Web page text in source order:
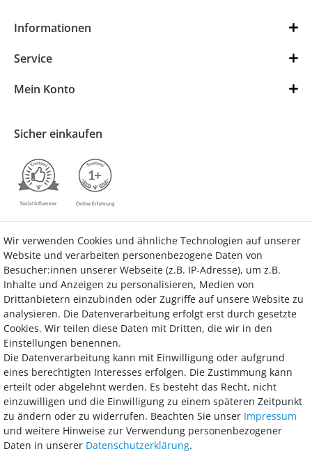
Informationen
Service
Mein Konto
Sicher einkaufen
Vertrag widerrufen Kontakt
Bezahlung
Wir bieten Ihnen viele Möglichkeiten einer sicheren und bequemen
Bezahlung.
Wir verwenden Cookies und ähnliche Technologien auf unserer
Website und verarbeiten personenbezogene Daten von
Besucher:innen unserer Webseite (z.B. IP-Adresse), um z.B.
Inhalte und Anzeigen zu personalisieren, Medien von
Drittanbietern einzubinden oder Zugriffe auf unsere Website zu
analysieren. Die Datenverarbeitung erfolgt erst durch gesetzte
Cookies. Wir teilen diese Daten mit Dritten, die wir in den
Einstellungen benennen.
Die Datenverarbeitung kann mit Einwilligung oder aufgrund
eines berechtigten Interesses erfolgen. Die Zustimmung kann
erteilt oder abgelehnt werden. Es besteht das Recht, nicht
einzuwilligen und die Einwilligung zu einem späteren Zeitpunkt
zu ändern oder zu widerrufen. Beachten Sie unser Impressum
und weitere Hinweise zur Verwendung personenbezogener
Daten in unserer Daten­schutz­erklärung.